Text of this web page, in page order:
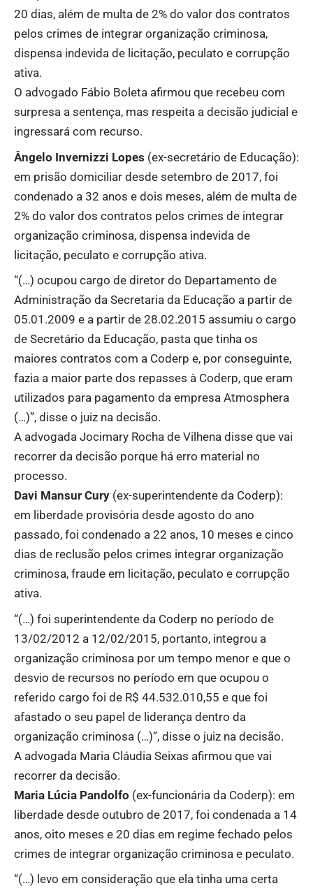
20 dias, além de multa de 2% do valor dos contratos
pelos crimes de integrar organização criminosa,
dispensa indevida de licitação, peculato e corrupção
ativa.
O advogado Fábio Boleta afirmou que recebeu com
surpresa a sentença, mas respeita a decisão judicial e
ingressará com recurso.
Ângelo Invernizzi Lopes (ex-secretário de Educação):
em prisão domiciliar desde setembro de 2017, foi
condenado a 32 anos e dois meses, além de multa de
2% do valor dos contratos pelos crimes de integrar
organização criminosa, dispensa indevida de
licitação, peculato e corrupção ativa.
“(…) ocupou cargo de diretor do Departamento de
Administração da Secretaria da Educação a partir de
05.01.2009 e a partir de 28.02.2015 assumiu o cargo
de Secretário da Educação, pasta que tinha os
maiores contratos com a Coderp e, por conseguinte,
fazia a maior parte dos repasses à Coderp, que eram
utilizados para pagamento da empresa Atmosphera
(…)”, disse o juiz na decisão.
A advogada Jocimary Rocha de Vilhena disse que vai
recorrer da decisão porque há erro material no
processo.
Davi Mansur Cury (ex-superintendente da Coderp):
em liberdade provisória desde agosto do ano
passado, foi condenado a 22 anos, 10 meses e cinco
dias de reclusão pelos crimes integrar organização
criminosa, fraude em licitação, peculato e corrupção
ativa.
“(…) foi superintendente da Coderp no período de
13/02/2012 a 12/02/2015, portanto, integrou a
organização criminosa por um tempo menor e que o
desvio de recursos no período em que ocupou o
referido cargo foi de R$ 44.532.010,55 e que foi
afastado o seu papel de liderança dentro da
organização criminosa (…)”, disse o juiz na decisão.
A advogada Maria Cláudia Seixas afirmou que vai
recorrer da decisão.
Maria Lúcia Pandolfo (ex-funcionária da Coderp): em
liberdade desde outubro de 2017, foi condenada a 14
anos, oito meses e 20 dias em regime fechado pelos
crimes de integrar organização criminosa e peculato.
“(…) levo em consideração que ela tinha uma certa